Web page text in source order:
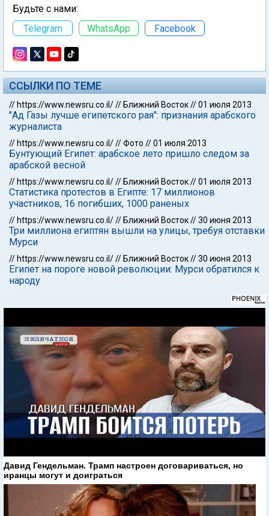
Будьте с нами:
Telegram
WhatsApp Facebook
ССЫЛКИ ПО ТЕМЕ
// https://www.newsru.co.il/// Ближний Восток//01 июля 2013
"Ад Газы лучше египетского рая": признания арабского
журналиста
// https://www.newsru.co.il///Фото //01 июля 2013
Бунтующий Египет: арабское лето пришло следом за
арабской весной
// https://www.newsru.co.il/// Ближний Восток//01 июля 2013
Статистика протестов в Египте: 17 миллионов
участников, 16 погибших, 1000 раненых
// https://www.newsru.co.il/// Ближний Восток//30 июня 2013
Три миллиона египтян вышли на улицы, требуя отставки
Мурси
// https://www.newsru.co.il/// Ближний Восток//30 июня 2013
Египет на пороге новой революции: Мурси обратился к
народу
Давид Гендельман. Трамп настроен договариваться, но
иранцы могут и доиграться